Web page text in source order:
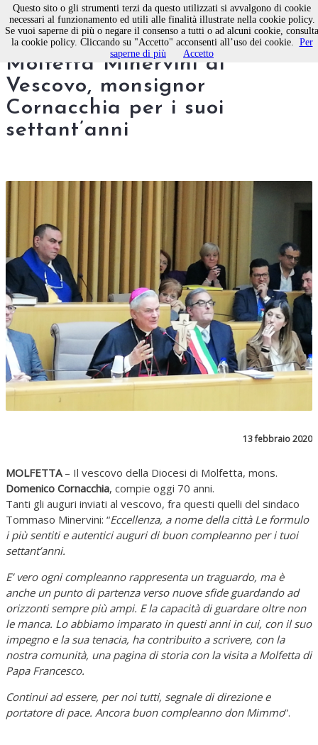
Gli auguri del Sindaco di
Molfetta Minervini al
Vescovo, monsignor
Cornacchia per i suoi
settant’anni
13 febbraio 2020
MOLFETTA– Il vescovo della Diocesi di Molfetta, mons.
Domenico Cornacchia, compie oggi 70 anni.
Tanti gli auguri inviati al vescovo, fra questi quelli del sindaco
Tommaso Minervini: “Eccellenza, a nome della città Le formulo
i più sentiti e autentici auguri di buon compleanno per i tuoi
settant’anni.
E’ vero ogni compleanno rappresenta un traguardo, ma è
anche un punto di partenza verso nuove sfide guardando ad
orizzonti sempre più ampi. E la capacità di guardare oltre non
le manca. Lo abbiamo imparato in questi anni in cui, con il suo
impegno e la sua tenacia, ha contribuito a scrivere, con la
nostra comunità, una pagina di storia con la visita a Molfetta di
Papa Francesco.
Continui ad essere, per noi tutti, segnale di direzione e
portatore di pace. Ancora buon compleanno don Mimmo”.
Questo sito o gli strumenti terzi da questo utilizzati si avvalgono di cookie
necessari al funzionamento ed utili alle finalità illustrate nella cookie policy.
Se vuoi saperne di più o negare il consenso a tutti o ad alcuni cookie, consulta
la cookie policy. Cliccando su "Accetto" acconsenti all’uso dei cookie. Per
saperne di più
Accetto